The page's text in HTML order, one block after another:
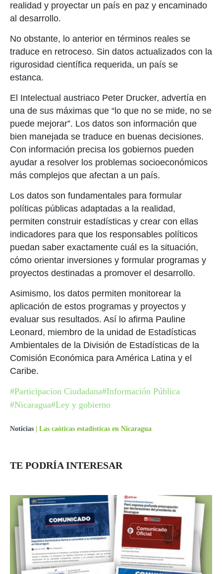
realidad y proyectar un país en paz y encaminado
al desarrollo.
No obstante, lo anterior en términos reales se
traduce en retroceso. Sin datos actualizados con la
rigurosidad científica requerida, un país se
estanca.
El Intelectual austriaco Peter Drucker, advertía en
una de sus máximas que “lo que no se mide, no se
puede mejorar”. Los datos son información que
bien manejada se traduce en buenas decisiones.
Con información precisa los gobiernos pueden
ayudar a resolver los problemas socioeconómicos
más complejos que afectan a un país.
Los datos son fundamentales para formular
políticas públicas adaptadas a la realidad,
permiten construir estadísticas y crear con ellas
indicadores para que los responsables políticos
puedan saber exactamente cuál es la situación,
cómo orientar inversiones y formular programas y
proyectos destinadas a promover el desarrollo.
Asimismo, los datos permiten monitorear la
aplicación de estos programas y proyectos y
evaluar sus resultados. Así lo afirma Pauline
Leonard, miembro de la unidad de Estadísticas
Ambientales de la División de Estadísticas de la
Comisión Económica para América Latina y el
Caribe.
#Participacion Ciudadana#Información Pública
#Nicaragua#Ley y gobierno
Noticias Las caóticas estadísticas en Nicaragua
TE PODRÍA INTERESAR